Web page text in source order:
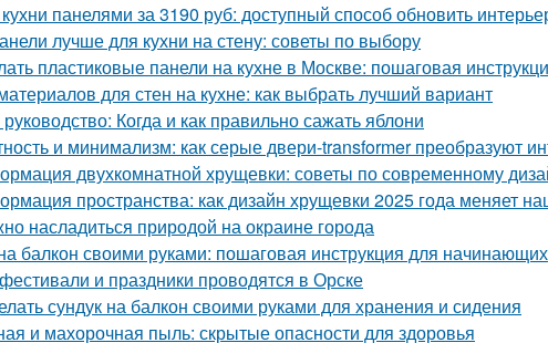
панелями за 3190 руб: доступный способ обновить
лучше для кухни на стену: советы по выбору
пластиковые панели на кухне в Москве: пошаговая
для стен на кухне: как выбрать лучший вариант
Когда и как правильно сажать яблони
и минимализм: как серые двери-transformer преобразуют
двухкомнатной хрущевки: советы по современному
пространства: как дизайн хрущевки 2025 года меняет
насладиться природой на окраине города
балкон своими руками: пошаговая инструкция для начинающих
и праздники проводятся в Орске
сундук на балкон своими руками для хранения и сидения
и махорочная пыль: скрытые опасности для здоровья